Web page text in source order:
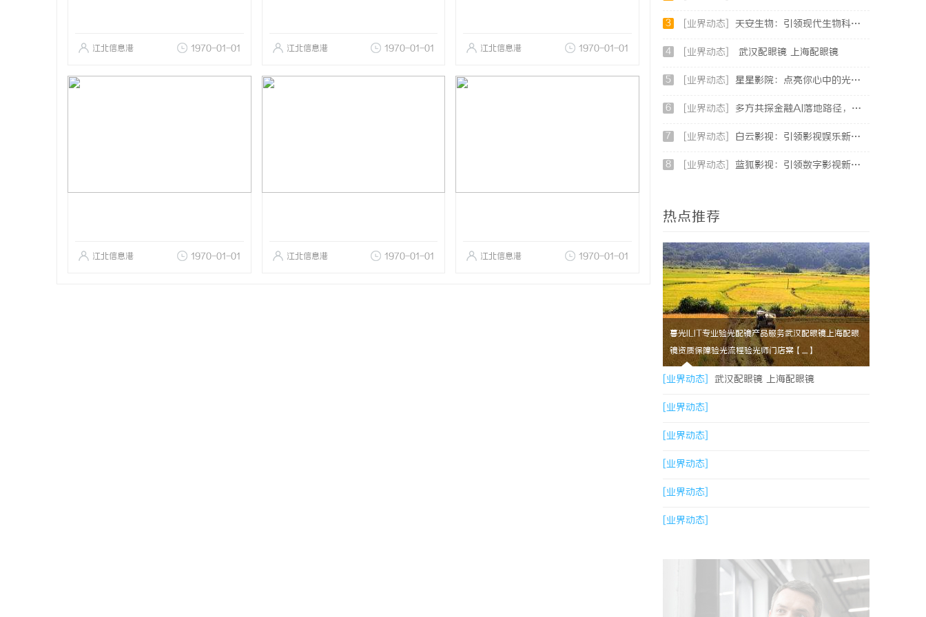
江北信息港 1970-01-01 江北信息港 1970-01-01 江北信息港 1970-01-01
江北信息港 1970-01-01 江北信息港 1970-01-01 江北信息港 1970-01-01
3 [业界动态] 天安生物：引领现代生物科技创新发展的先锋企业
4 [业界动态] 武汉配眼镜 上海配眼镜
5 [业界动态] 星星影院：点亮你心中的光影世界，畅享极致观影体验
6 [业界动态] 多方共探金融AI落地路径，天创信用星图AI助力产业金融智能升级
7 [业界动态] 白云影视：引领影视娱乐新时代的先锋力量
8 [业界动态] 蓝狐影视：引领数字影视新时代的创新力量
热点推荐
暮光ILIT专业验光配镜产品服务武汉配眼镜上海配眼
镜资质保障验光流程验光师门店案【....】
[业界动态] 武汉配眼镜 上海配眼镜
[业界动态]
[业界动态]
[业界动态]
[业界动态]
[业界动态]